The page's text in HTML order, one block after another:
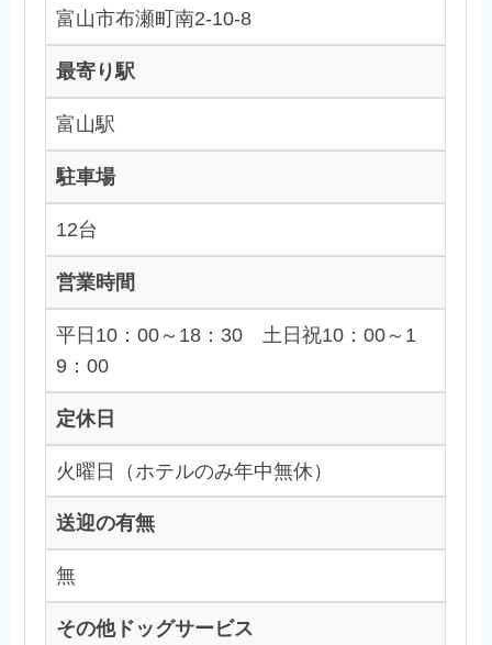
富山市布瀬町南2-10-8
最寄り駅
富山駅
駐車場
12台
営業時間
平日10：00～18：30 土日祝10：00～1
9：00
定休日
火曜日（ホテルのみ年中無休）
送迎の有無
無
その他ドッグサービス